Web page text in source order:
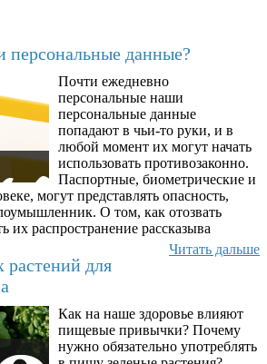
персональные данные?
Почти ежедневно
персональные наши
персональные данные
попадают в чьи-то руки, и в
любой момент их могут начать
использовать противозаконно.
Паспортные, биометрические и
могут представлять опасность,
О том, как отозвать
их распространение рассказыва
Читать дальше
растений для
Как на наше здоровье влияют
пищевые привычки? Почему
нужно обязательно употреблять